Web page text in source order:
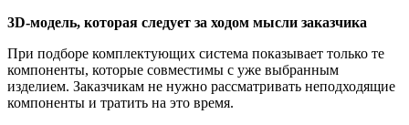
3D-модель, которая следует за ходом мысли заказчика
При подборе комплектующих система показывает только те
компоненты, которые совместимы с уже выбранным
изделием. Заказчикам не нужно рассматривать неподходящие
компоненты и тратить на это время.